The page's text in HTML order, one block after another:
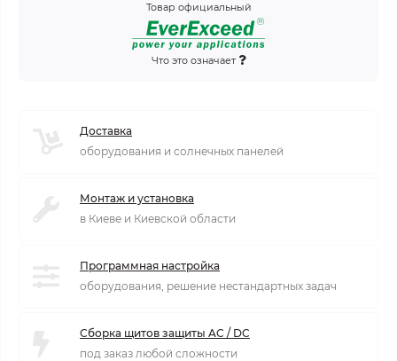
Товар официальный
Что это означает
Доставка
оборудования и солнечных панелей
Монтаж и установка
в Киеве и Киевской области
Программная настройка
оборудования, решение нестандартных задач
Сборка щитов защиты AC / DC
под заказ любой сложности